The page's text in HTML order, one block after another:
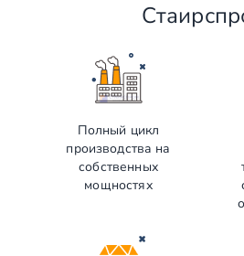
Полный цикл
производства на
собственных
мощностях